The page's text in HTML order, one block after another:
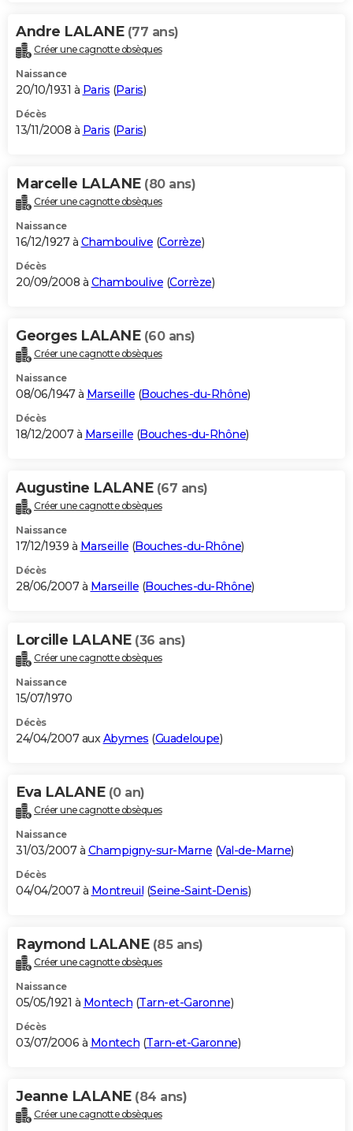
Andre LALANE (77 ans)
Créer une cagnotte obsèques
Naissance
20/10/1931 à Paris (Paris)
Décès
13/11/2008 à Paris (Paris)
Marcelle LALANE (80 ans)
Créer une cagnotte obsèques
Naissance
16/12/1927 à Chamboulive (Corrèze)
Décès
20/09/2008 à Chamboulive (Corrèze)
Georges LALANE (60 ans)
Créer une cagnotte obsèques
Naissance
08/06/1947 à Marseille (Bouches-du-Rhône)
Décès
18/12/2007 à Marseille (Bouches-du-Rhône)
Augustine LALANE (67 ans)
Créer une cagnotte obsèques
Naissance
17/12/1939 à Marseille (Bouches-du-Rhône)
Décès
28/06/2007 à Marseille (Bouches-du-Rhône)
Lorcille LALANE (36 ans)
Créer une cagnotte obsèques
Naissance
15/07/1970
Décès
24/04/2007 auxAbymes (Guadeloupe)
Eva LALANE (0 an)
Créer une cagnotte obsèques
Naissance
31/03/2007 à Champigny-sur-Marne (Val-de-Marne)
Décès
04/04/2007 à Montreuil (Seine-Saint-Denis)
Raymond LALANE (85 ans)
Créer une cagnotte obsèques
Naissance
05/05/1921 à Montech (Tarn-et-Garonne)
Décès
03/07/2006 à Montech (Tarn-et-Garonne)
Jeanne LALANE (84 ans)
Créer une cagnotte obsèques